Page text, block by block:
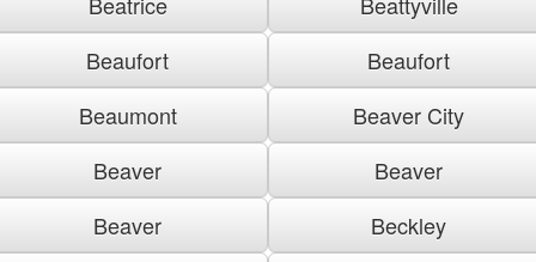
Beaufort
Beaufort
Beaumont
Beaver City
Beaver
Beaver
Beaver
Beckley